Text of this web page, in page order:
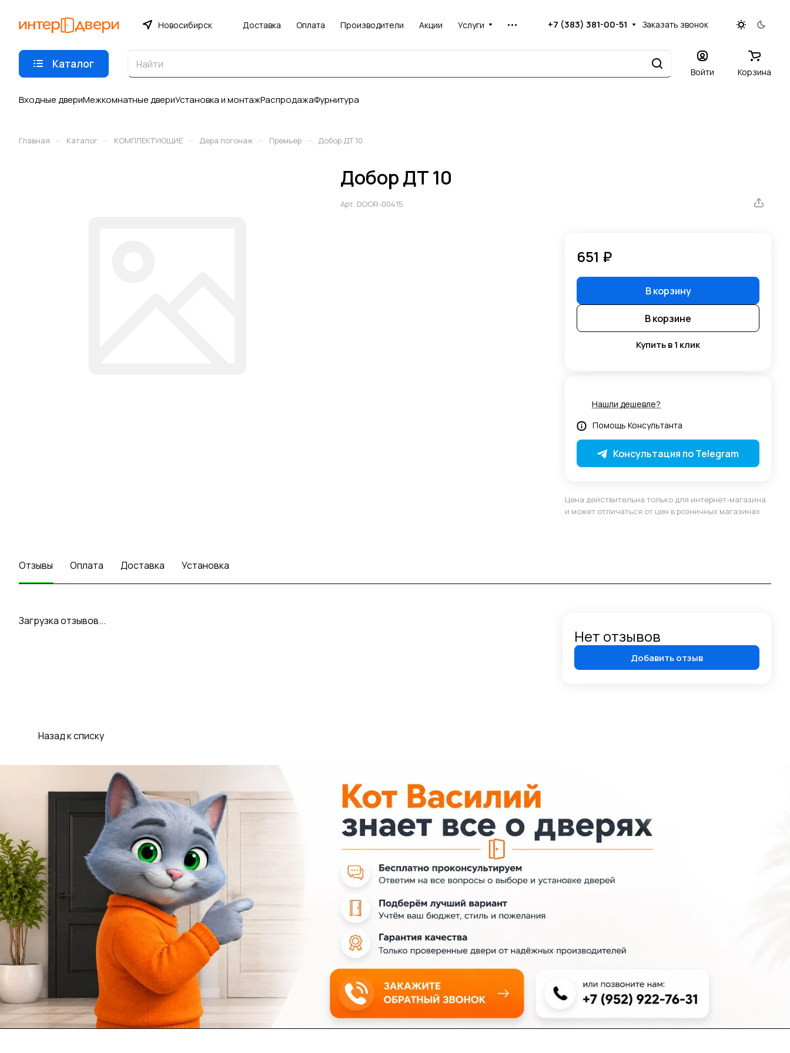
Новосибирск Доставка Оплата Производители Акции Услуги +7 (383) 381-00-51 Заказать звонок
Каталог
Войти Корзина
Входные двериМежкомнатные двериУстановка и монтажРаспродажаФурнитура
Главная – Каталог – КОМПЛЕКТУЮЩИЕ – Дера погонаж – Премьер – Добор ДТ 10
Добор ДТ 10
Арт. DOOR-00415
651 ₽
В корзину
В корзине
Купить в 1 клик
Нашли дешевле?
Помощь Консультанта
Консультация по Telegram
Цена действительна только для интернет-магазина
и может отличаться от цен в розничных магазинах
Отзывы Оплата Доставка Установка
Загрузка отзывов...
Нет отзывов
Добавить отзыв
Назад к списку